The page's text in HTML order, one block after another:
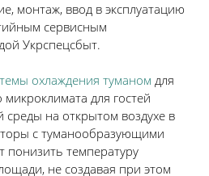
монтаж, ввод в эксплуатацию
сервисным
Укрспецсбыт.
охлаждения туманом для
для гостей
среды на открытом воздухе в
с туманообразующими
понизить температуру
не создавая при этом